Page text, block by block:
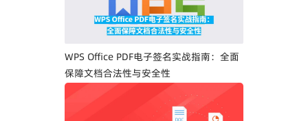
WPS Office PDF电子签名实战指南：全面
保障文档合法性与安全性